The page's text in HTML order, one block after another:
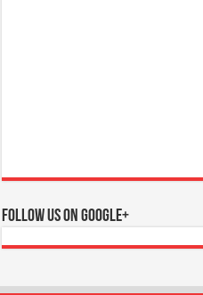
Follow us on Google+